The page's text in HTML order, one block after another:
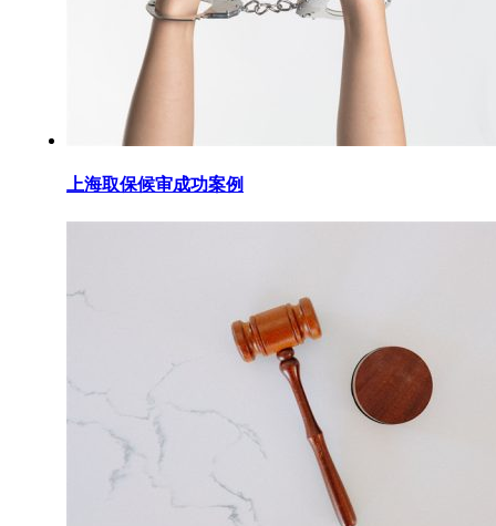
上海取保候审成功案例